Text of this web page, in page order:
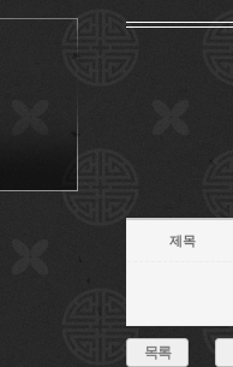
제목
목록